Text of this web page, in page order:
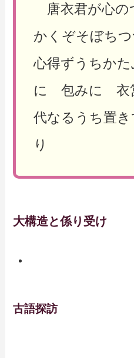
唐衣君が心の
かくぞそぼち
心得ずうちか
に 包みに 衣
代なるうち置
り
大構造と係り受け
古語探訪